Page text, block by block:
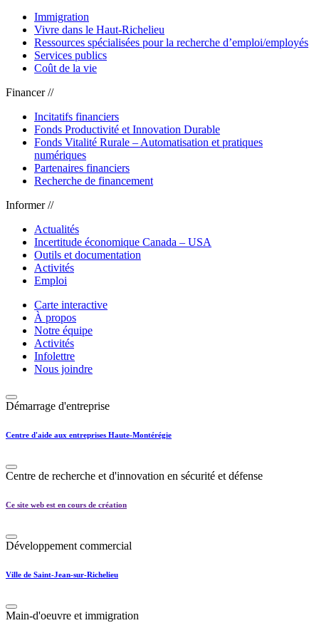
Immigration
Vivre dans le Haut-Richelieu
Ressources spécialisées pour la recherche d’emploi/employés
Services publics
Coût de la vie
Financer //
Incitatifs financiers
Fonds Productivité et Innovation Durable
Fonds Vitalité Rurale – Automatisation et pratiques
numériques
Partenaires financiers
Recherche de financement
Informer //
Actualités
Incertitude économique Canada – USA
Outils et documentation
Activités
Emploi
Carte interactive
À propos
Notre équipe
Activités
Infolettre
Nous joindre
Démarrage d'entreprise
Centre d'aide aux entreprises Haute-Montérégie
Centre de recherche et d'innovation en sécurité et défense
Ce site web est en cours de création
Développement commercial
Ville de Saint-Jean-sur-Richelieu
Main-d'oeuvre et immigration